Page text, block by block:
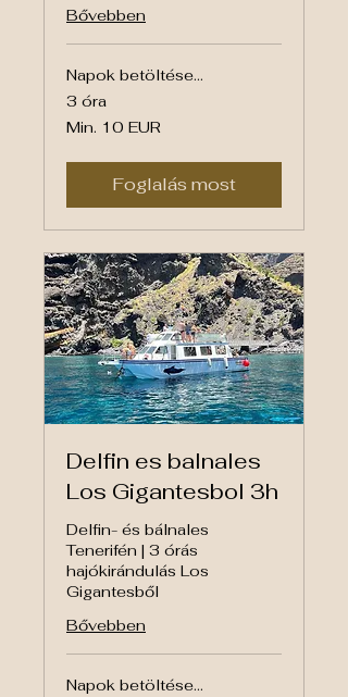
Bővebben
Napok betöltése...
3 óra
Min.
10
Min. 10 EUR
Foglalás most
Delfin es balnales
Los Gigantesbol 3h
Delfin- és bálnales
Tenerifén | 3 órás
hajókirándulás Los
Gigantesből
Bővebben
Napok betöltése...